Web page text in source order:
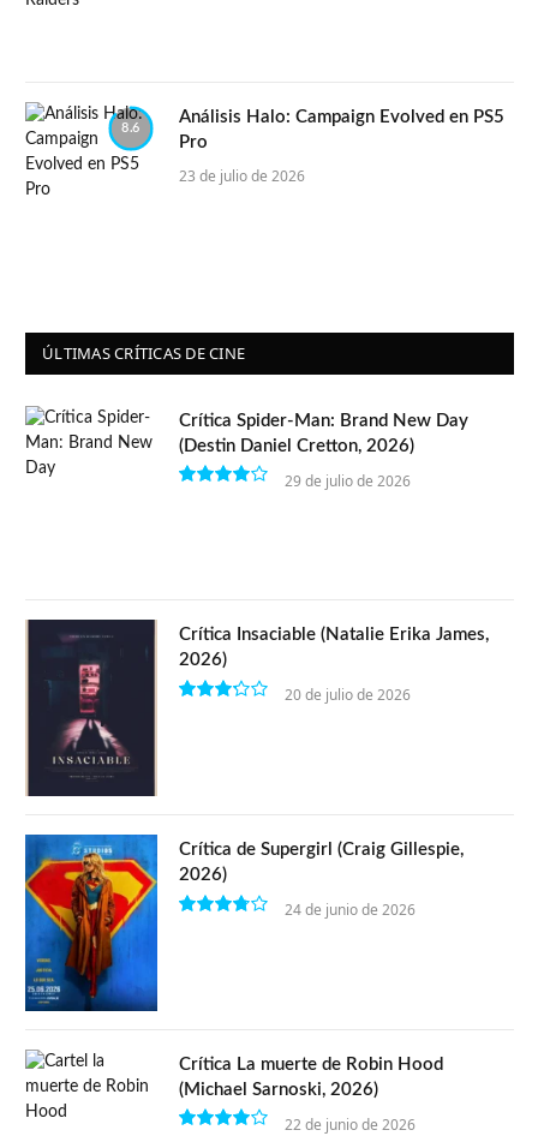
8.6
Análisis Halo: Campaign Evolved en PS5
Pro
23 de julio de 2026
ÚLTIMAS CRÍTICAS DE CINE
Crítica Spider-Man: Brand New Day
(Destin Daniel Cretton, 2026)
29 de julio de 2026
Crítica Insaciable (Natalie Erika James,
2026)
20 de julio de 2026
Crítica de Supergirl (Craig Gillespie,
2026)
24 de junio de 2026
Crítica La muerte de Robin Hood
(Michael Sarnoski, 2026)
22 de junio de 2026